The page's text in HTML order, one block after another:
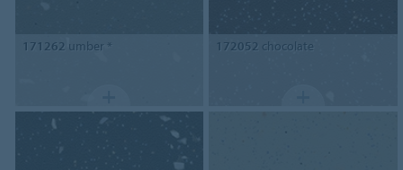
171262 umber * 172052 chocolate